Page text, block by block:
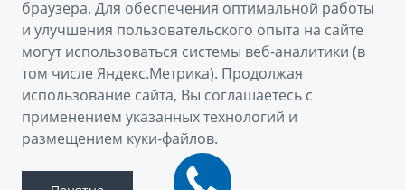
Правовая информация
Контакты
© 2026
Официальный сайт Geely в России
Политика обработки персональных данных
Правовая информация
браузера. Для обеспечения оптимальной работы
и улучшения пользовательского опыта на сайте
могут использоваться системы веб-аналитики (в
том числе Яндекс.Метрика). Продолжая
использование сайта, Вы соглашаетесь с
применением указанных технологий и
размещением куки-файлов.